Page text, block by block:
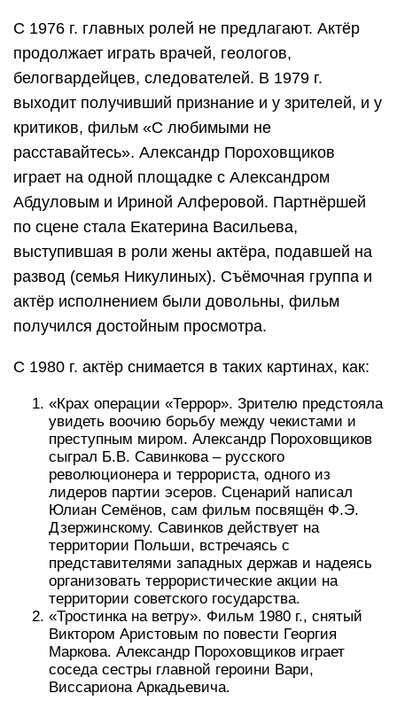
С 1976 г. главных ролей не предлагают. Актёр
продолжает играть врачей, геологов,
белогвардейцев, следователей. В 1979 г.
выходит получивший признание и у зрителей, и у
критиков, фильм «С любимыми не
расставайтесь». Александр Пороховщиков
играет на одной площадке с Александром
Абдуловым и Ириной Алферовой. Партнёршей
по сцене стала Екатерина Васильева,
выступившая в роли жены актёра, подавшей на
развод (семья Никулиных). Съёмочная группа и
актёр исполнением были довольны, фильм
получился достойным просмотра.
С 1980 г. актёр снимается в таких картинах, как:
«Крах операции «Террор». Зрителю предстояла
увидеть воочию борьбу между чекистами и
преступным миром. Александр Пороховщиков
сыграл Б.В. Савинкова – русского
революционера и террориста, одного из
лидеров партии эсеров. Сценарий написал
Юлиан Семёнов, сам фильм посвящён Ф.Э.
Дзержинскому. Савинков действует на
территории Польши, встречаясь с
представителями западных держав и надеясь
организовать террористические акции на
территории советского государства.
«Тростинка на ветру». Фильм 1980 г., снятый
Виктором Аристовым по повести Георгия
Маркова. Александр Пороховщиков играет
соседа сестры главной героини Вари,
Виссариона Аркадьевича.